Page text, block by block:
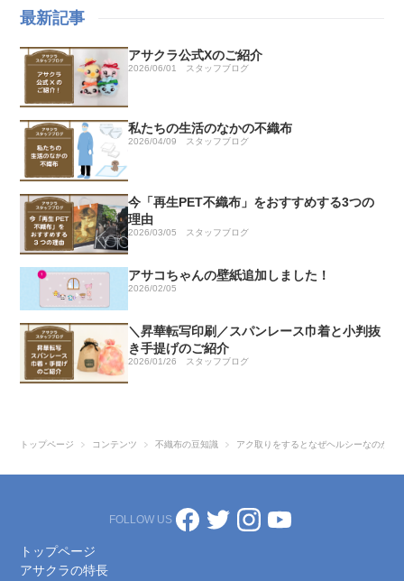
最新記事
アサクラ公式Xのご紹介
2026/06/01 スタッフブログ
私たちの生活のなかの不織布
2026/04/09 スタッフブログ
今「再生PET不織布」をおすすめする3つの
理由
2026/03/05 スタッフブログ
アサコちゃんの壁紙追加しました！
2026/02/05
＼昇華転写印刷／スパンレース巾着と小判抜
き手提げのご紹介
2026/01/26 スタッフブログ
トップページ コンテンツ 不織布の豆知識 アク取りをするとなぜヘルシーなのか？
FOLLOW US
トップページ
アサクラの特長